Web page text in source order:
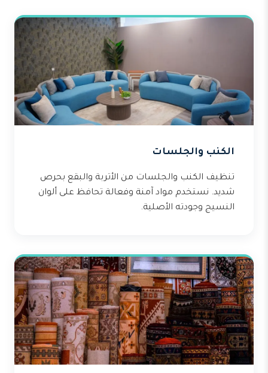
الكنب والجلسات
تنظيف الكنب والجلسات من الأتربة والبقع بحرص
شديد. نستخدم مواد آمنة وفعالة تحافظ على ألوان
النسيج وجودته الأصلية.